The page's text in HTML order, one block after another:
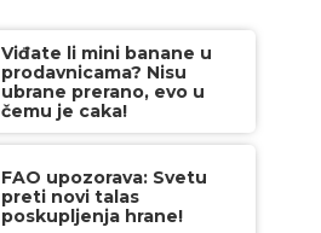
Viđate li mini banane u
prodavnicama? Nisu
ubrane prerano, evo u
čemu je caka!
FAO upozorava: Svetu
preti novi talas
poskupljenja hrane!